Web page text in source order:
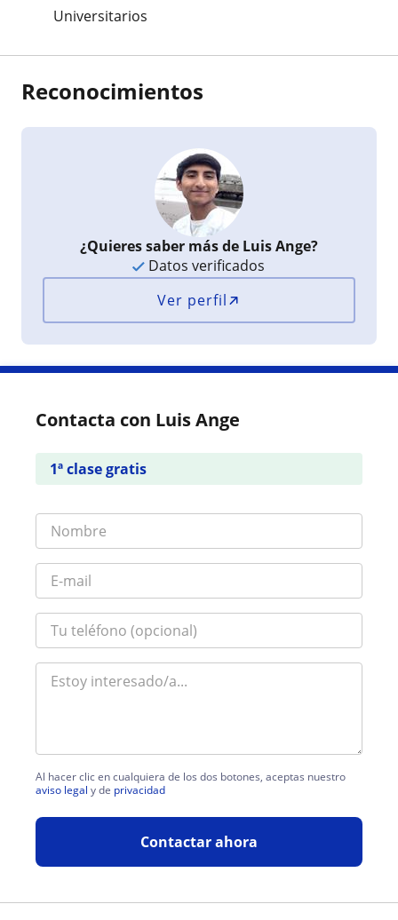
Universitarios
Reconocimientos
¿Quieres saber más de Luis Ange?
Datos verificados
Ver perfil
Contacta con Luis Ange
1ª clase gratis
Al hacer clic en cualquiera de los dos botones, aceptas nuestro
aviso legal y de privacidad
Contactar ahora